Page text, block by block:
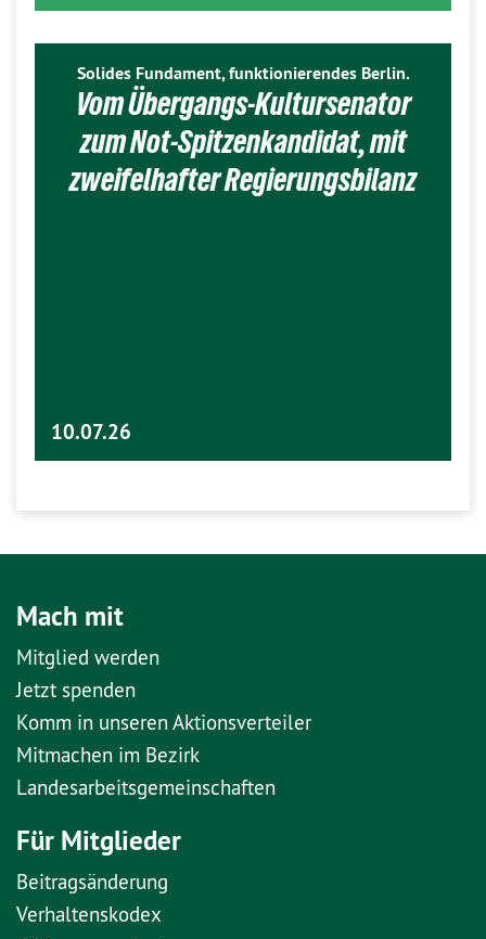
Solides Fundament, funktionierendes Berlin.
Vom Übergangs-Kultursenator
zum Not-Spitzenkandidat, mit
zweifelhafter Regierungsbilanz
10.07.26
Mach mit
Mitglied werden
Jetzt spenden
Komm in unseren Aktionsverteiler
Mitmachen im Bezirk
Landesarbeitsgemeinschaften
Für Mitglieder
Beitragsänderung
Verhaltenskodex